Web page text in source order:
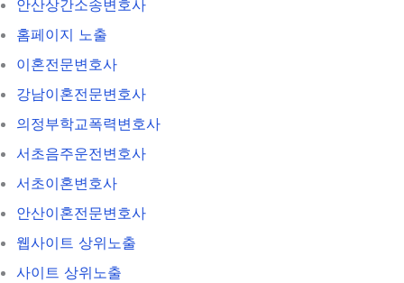
안산상간소송변호사
홈페이지 노출
이혼전문변호사
강남이혼전문변호사
의정부학교폭력변호사
서초음주운전변호사
서초이혼변호사
안산이혼전문변호사
웹사이트 상위노출
사이트 상위노출